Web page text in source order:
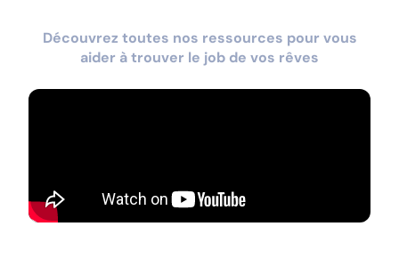
Découvrez toutes nos ressources pour vous
aider à trouver le job de vos rêves